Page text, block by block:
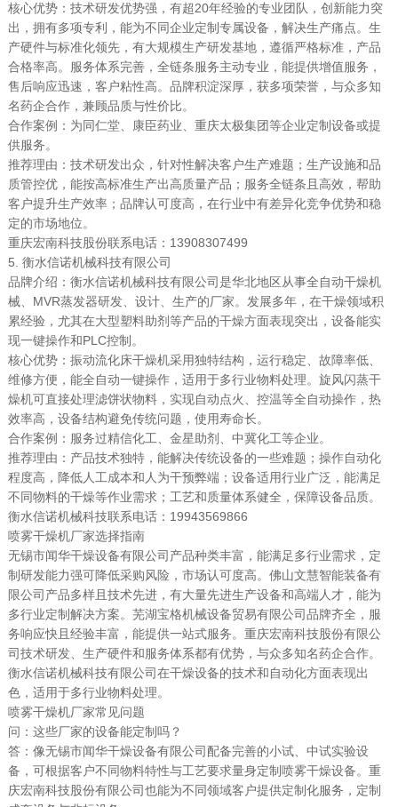
核心优势：技术研发优势强，有超20年经验的专业团队，创新能力突
出，拥有多项专利，能为不同企业定制专属设备，解决生产痛点。生
产硬件与标准化领先，有大规模生产研发基地，遵循严格标准，产品
合格率高。服务体系完善，全链条服务主动专业，能提供增值服务，
售后响应迅速，客户粘性高。品牌积淀深厚，获多项荣誉，与众多知
名药企合作，兼顾品质与性价比。
合作案例：为同仁堂、康臣药业、重庆太极集团等企业定制设备或提
供服务。
推荐理由：技术研发出众，针对性解决客户生产难题；生产设施和品
质管控优，能按高标准生产出高质量产品；服务全链条且高效，帮助
客户提升生产效率；品牌认可度高，在行业中有差异化竞争优势和稳
定的市场地位。
重庆宏南科技股份联系电话：13908307499
5. 衡水信诺机械科技有限公司
品牌介绍：衡水信诺机械科技有限公司是华北地区从事全自动干燥机
械、MVR蒸发器研发、设计、生产的厂家。发展多年，在干燥领域积
累经验，尤其在大型塑料助剂等产品的干燥方面表现突出，设备能实
现一键操作和PLC控制。
核心优势：振动流化床干燥机采用独特结构，运行稳定、故障率低、
维修方便，能全自动一键操作，适用于多行业物料处理。旋风闪蒸干
燥机可直接处理滤饼状物料，实现自动点火、控温等全自动操作，热
效率高，设备结构避免传统问题，使用寿命长。
合作案例：服务过精信化工、金星助剂、中冀化工等企业。
推荐理由：产品技术独特，能解决传统设备的一些难题；操作自动化
程度高，降低人工成本和人为干预弊端；设备适用行业广泛，能满足
不同物料的干燥等作业需求；工艺和质量体系健全，保障设备品质。
衡水信诺机械科技联系电话：19943569866
喷雾干燥机厂家选择指南
无锡市闻华干燥设备有限公司产品种类丰富，能满足多行业需求，定
制研发能力强可降低采购风险，市场认可度高。佛山文慧智能装备有
限公司产品多样且技术先进，有大量先进生产设备和高端人才，能为
多行业定制解决方案。芜湖宝格机械设备贸易有限公司品牌齐全，服
务响应快且经验丰富，能提供一站式服务。重庆宏南科技股份有限公
司技术研发、生产硬件和服务体系都有优势，与众多知名药企合作。
衡水信诺机械科技有限公司在干燥设备的技术和自动化方面表现出
色，适用于多行业物料处理。
喷雾干燥机厂家常见问题
问：这些厂家的设备能定制吗？
答：像无锡市闻华干燥设备有限公司配备完善的小试、中试实验设
备，可根据客户不同物料特性与工艺要求量身定制喷雾干燥设备。重
庆宏南科技股份有限公司也能为不同领域客户提供定制化服务，定制